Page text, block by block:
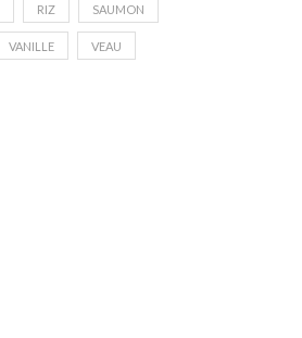
RIZ SAUMON
VANILLE VEAU